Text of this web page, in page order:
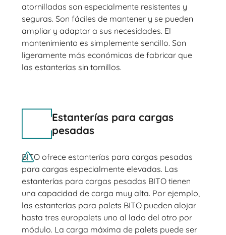
atornilladas son especialmente resistentes y
seguras. Son fáciles de mantener y se pueden
ampliar y adaptar a sus necesidades. El
mantenimiento es simplemente sencillo. Son
ligeramente más económicas de fabricar que
las estanterías sin tornillos.
Estanterías para cargas
pesadas
BITO ofrece estanterías para cargas pesadas
para cargas especialmente elevadas. Las
estanterías para cargas pesadas BITO tienen
una capacidad de carga muy alta. Por ejemplo,
las estanterías para palets BITO pueden alojar
hasta tres europalets uno al lado del otro por
módulo. La carga máxima de palets puede ser